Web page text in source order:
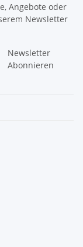
Angebote oder
Newsletter
Newsletter
Abonnieren